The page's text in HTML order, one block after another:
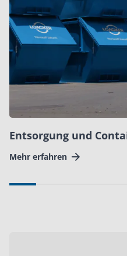
Entsorgung und
Mehr erfahren